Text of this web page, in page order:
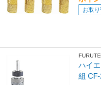
お取
ハイ
組